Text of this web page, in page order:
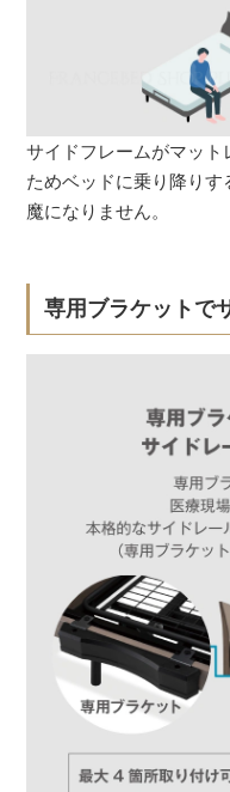
サイドフレームがマッ
ためベッドに乗り降り
魔になりません。
専用ブラケットで